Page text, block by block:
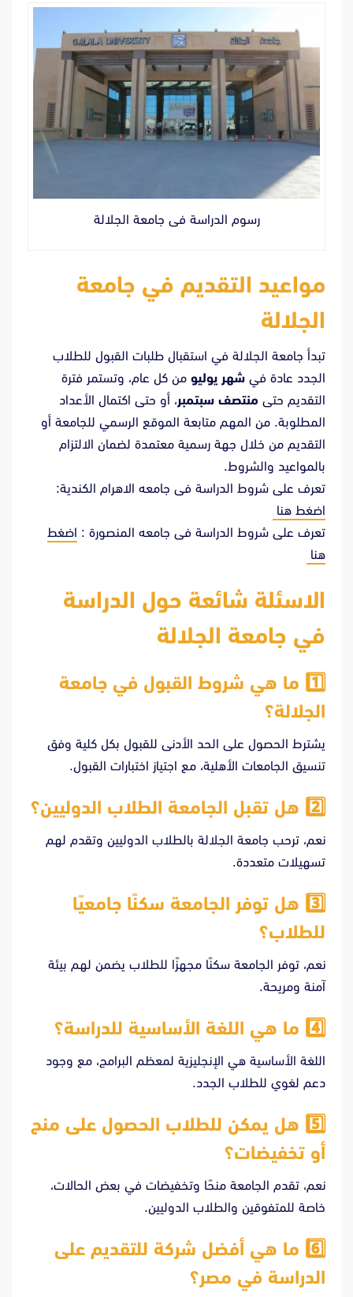
رسوم الدراسة فى جامعة الجلالة
مواعيد التقديم في جامعة
الجلالة
تبدأ جامعة الجلالة في استقبال طلبات القبول للطلاب
الجدد عادة في شهر يوليو من كل عام، وتستمر فترة
التقديم حتى منتصف سبتمبر، أو حتى اكتمال الأعداد
المطلوبة. من المهم متابعة الموقع الرسمي للجامعة أو
التقديم من خلال جهة رسمية معتمدة لضمان الالتزام
بالمواعيد والشروط.
تعرف على شروط الدراسة فى جامعه الاهرام الكندية:
اضغط هنا
تعرف على شروط الدراسة فى جامعه المنصورة : اضغط
هنا
الاسئلة شائعة حول الدراسة
في جامعة الجلالة
1️⃣ ما هي شروط القبول في جامعة
الجلالة؟
يشترط الحصول على الحد الأدنى للقبول بكل كلية وفق
تنسيق الجامعات الأهلية، مع اجتياز اختبارات القبول.
2️⃣ هل تقبل الجامعة الطلاب الدوليين؟
نعم، ترحب جامعة الجلالة بالطلاب الدوليين وتقدم لهم
تسهيلات متعددة.
3️⃣ هل توفر الجامعة سكنًا جامعيًا
للطلاب؟
نعم، توفر الجامعة سكنًا مجهزًا للطلاب يضمن لهم بيئة
آمنة ومريحة.
4️⃣ ما هي اللغة الأساسية للدراسة؟
اللغة الأساسية هي الإنجليزية لمعظم البرامج، مع وجود
دعم لغوي للطلاب الجدد.
5️⃣ هل يمكن للطلاب الحصول على منح
أو تخفيضات؟
نعم، تقدم الجامعة منحًا وتخفيضات في بعض الحالات،
خاصة للمتفوقين والطلاب الدوليين.
6️⃣ ما هي أفضل شركة للتقديم على
الدراسة في مصر؟